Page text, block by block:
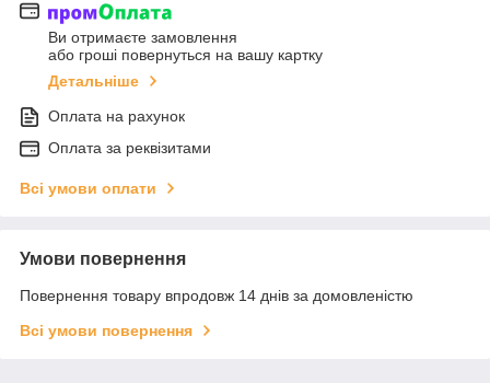
Ви отримаєте замовлення
або гроші повернуться на вашу картку
Детальніше
Оплата на рахунок
Оплата за реквізитами
Всі умови оплати
Умови повернення
Повернення товару впродовж 14 днів за домовленістю
Всі умови повернення